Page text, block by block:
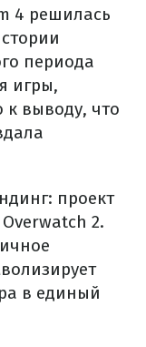
4 решилась
периода
игры,
к выводу, что
проект
2.
в единый